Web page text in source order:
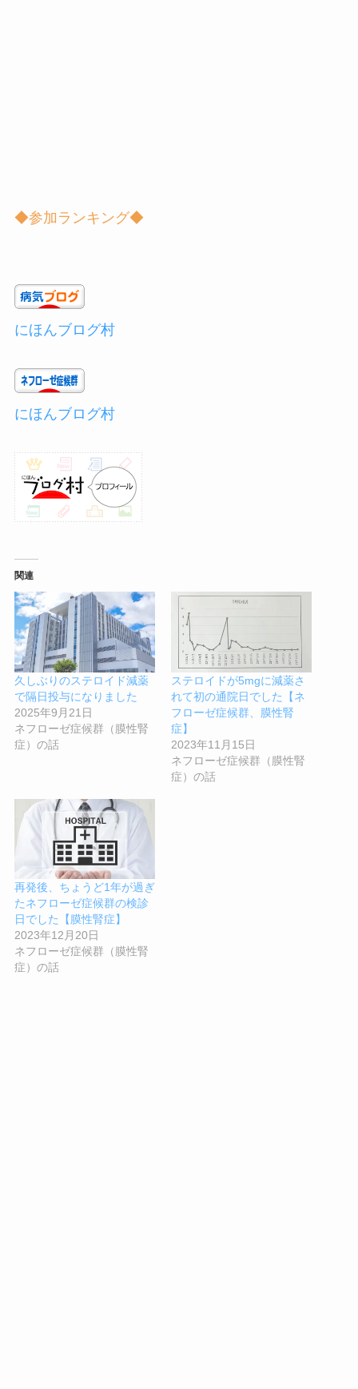
◆参加ランキング◆
にほんブログ村
にほんブログ村
関連
久しぶりのステロイド減薬
で隔日投与になりました
2025年9月21日
ネフローゼ症候群（膜性腎
症）の話
ステロイドが5mgに減薬さ
れて初の通院日でした【ネ
フローゼ症候群、膜性腎
症】
2023年11月15日
ネフローゼ症候群（膜性腎
症）の話
再発後、ちょうど1年が過ぎ
たネフローゼ症候群の検診
日でした【膜性腎症】
2023年12月20日
ネフローゼ症候群（膜性腎
症）の話